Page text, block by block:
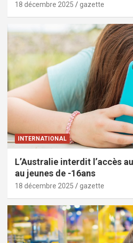
18 décembre 2025 gazette
INTERNATIONAL
L’Australie interdit l’accès
au jeunes de -16ans
18 décembre 2025 gazette